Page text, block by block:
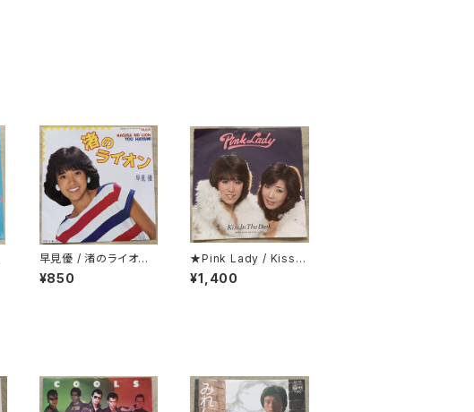
早見優 / 渚のライオン
ステッカー・シート付
¥850
★Pink Lady / Kiss I
n The Dark 折り返し
歌詞カード付
¥1,400